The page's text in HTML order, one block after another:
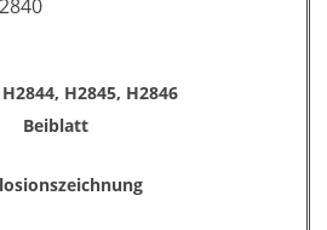
H2845, H2846
Beiblatt